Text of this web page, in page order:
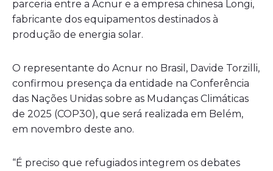
parceria entre a Acnur e a empresa chinesa Longi,
fabricante dos equipamentos destinados à
produção de energia solar.
O representante do Acnur no Brasil, Davide Torzilli,
confirmou presença da entidade na Conferência
das Nações Unidas sobre as Mudanças Climáticas
de 2025 (COP30), que será realizada em Belém,
em novembro deste ano.
“É preciso que refugiados integrem os debates